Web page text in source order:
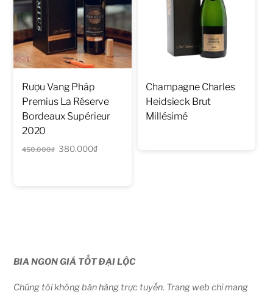
Rượu Vang Pháp
Premius La Réserve
Bordeaux Supérieur
2020
450.000₫ Giá
380.000₫Giá
Champagne Charles
Heidsieck Brut
Millésimé
BIA NGON GIÁ TỐT ĐẠI LỘC
Chúng tôi không bán hàng trực tuyến. Trang web chỉ mang